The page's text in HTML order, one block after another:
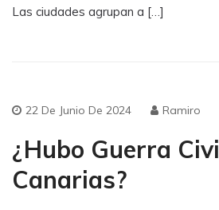
Las ciudades agrupan a […]
22 De Junio De 2024 Ramiro
¿Hubo Guerra
Canarias?